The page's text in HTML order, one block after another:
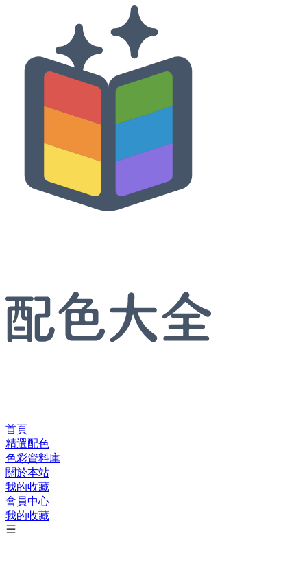
首頁
精選配色
色彩資料庫
關於本站
我的收藏
會員中心
我的收藏